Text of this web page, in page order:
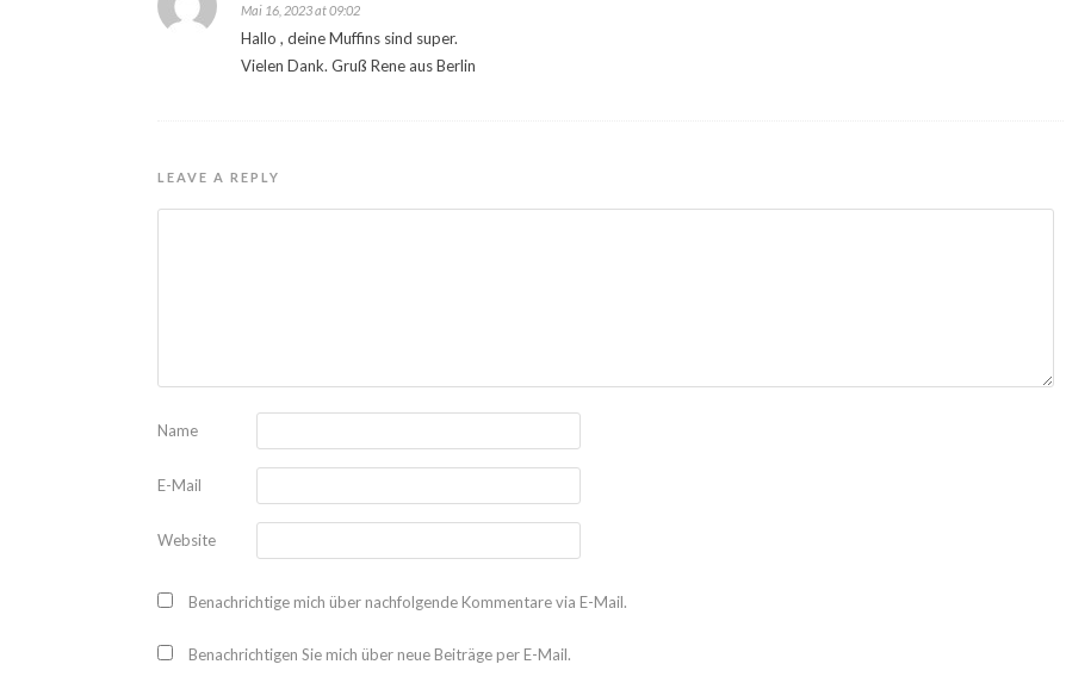
Mai 16, 2023 at 09:02
Hallo , deine Muffins sind super.
Vielen Dank. Gruß Rene aus Berlin
LEAVE A REPLY
Name
E-Mail
Website
Benachrichtige mich über nachfolgende Kommentare via E-Mail.
Benachrichtigen Sie mich über neue Beiträge per E-Mail.